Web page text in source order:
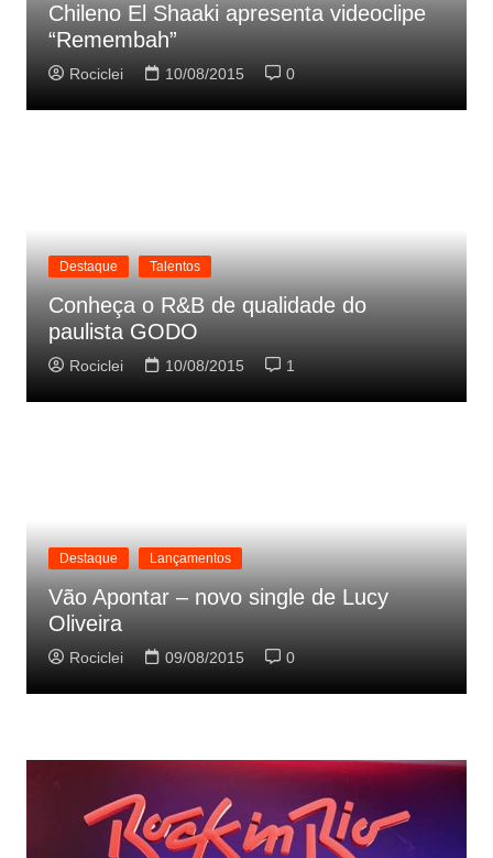
Chileno El Shaaki apresenta videoclipe
“Remembah”
Rociclei 10/08/2015 0
Destaque Talentos
Conheça o R&B de qualidade do
paulista GODO
Rociclei 10/08/2015 1
Destaque Lançamentos
Vão Apontar – novo single de Lucy
Oliveira
Rociclei 09/08/2015 0